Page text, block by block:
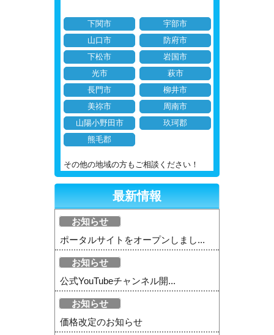
下関市
宇部市
山口市
防府市
下松市
岩国市
光市
萩市
長門市
柳井市
美祢市
周南市
山陽小野田市
玖珂郡
熊毛郡
その他の地域の方もご相談ください！
最新情報
お知らせ
ポータルサイトをオープンしまし...
お知らせ
公式YouTubeチャンネル開...
お知らせ
価格改定のお知らせ